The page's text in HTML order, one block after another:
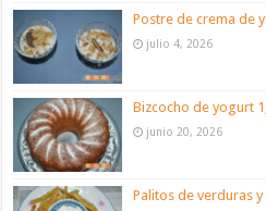
Postre de crema de
julio 4, 2026
Bizcocho de yogurt
junio 20, 2026
Palitos de verduras